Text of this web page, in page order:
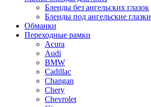
Бленды без ангельских глазок
Бленды под ангельские глазки
Обманки
Переходные рамки
Acura
Audi
BMW
Cadillac
Changan
Chery
Chevrolet